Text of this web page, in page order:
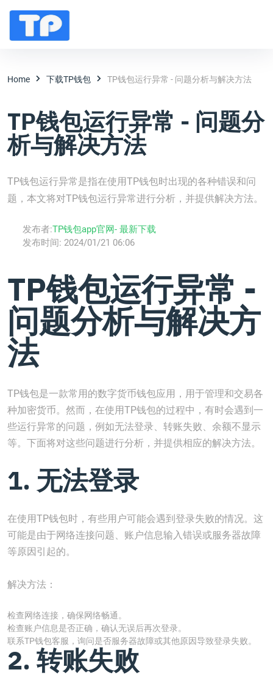
Home 下载TP钱包 TP钱包运行异常 - 问题分析与解决方法
TP钱包运行异常 - 问题分
析与解决方法
TP钱包运行异常是指在使用TP钱包时出现的各种错误和问
题，本文将对TP钱包运行异常进行分析，并提供解决方法。
发布者:TP钱包app官网- 最新下载
发布时间: 2024/01/21 06:06
TP钱包运行异常 -
问题分析与解决方
法
TP钱包是一款常用的数字货币钱包应用，用于管理和交易各
种加密货币。然而，在使用TP钱包的过程中，有时会遇到一
些运行异常的问题，例如无法登录、转账失败、余额不显示
等。下面将对这些问题进行分析，并提供相应的解决方法。
1. 无法登录
在使用TP钱包时，有些用户可能会遇到登录失败的情况。这
可能是由于网络连接问题、账户信息输入错误或服务器故障
等原因引起的。
解决方法：
检查网络连接，确保网络畅通。
检查账户信息是否正确，确认无误后再次登录。
联系TP钱包客服，询问是否服务器故障或其他原因导致登录失败。
2. 转账失败